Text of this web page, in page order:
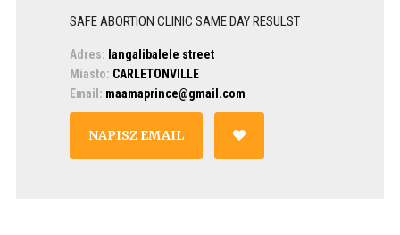
SAFE ABORTION CLINIC SAME DAY RESULST
Adres: langalibalele street
Miasto: CARLETONVILLE
Email: maamaprince@gmail.com
NAPISZ EMAIL